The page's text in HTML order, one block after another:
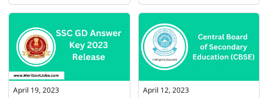
April 19, 2023 April 12, 2023